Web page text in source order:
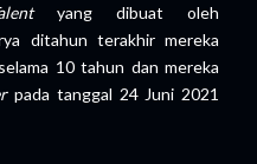
yang dibuat oleh
ditahun terakhir mereka
selama 10 tahun dan mereka
pada tanggal 24 Juni 2021